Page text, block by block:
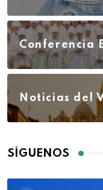
Conferencia
Noticias del
SÍGUENOS